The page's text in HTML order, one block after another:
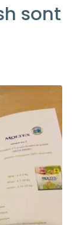
sont